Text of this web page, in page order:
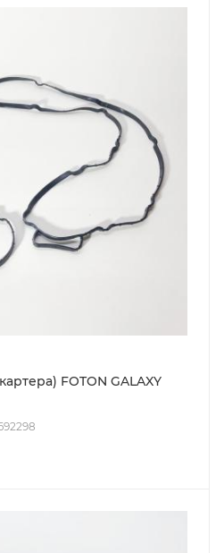
FOTON GALAXY